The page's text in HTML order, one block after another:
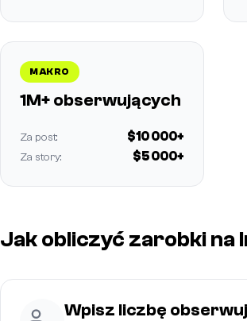
MAKRO
1M+ obserwujących
Za post: $10 000+
Za story: $5 000+
Jak obliczyć zarobki na
Wpisz liczbę